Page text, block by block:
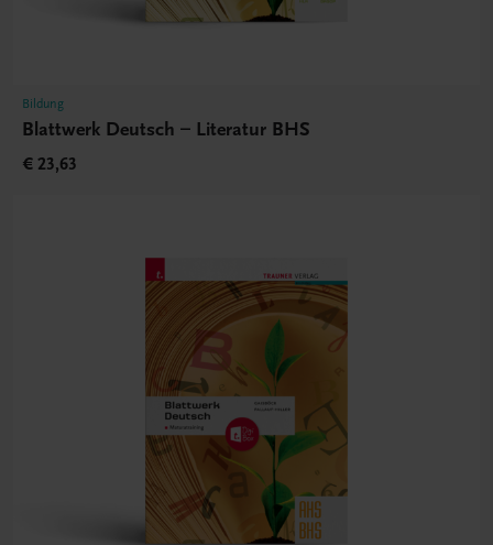
Bildung
Blattwerk Deutsch – Literatur BHS
€ 23,63